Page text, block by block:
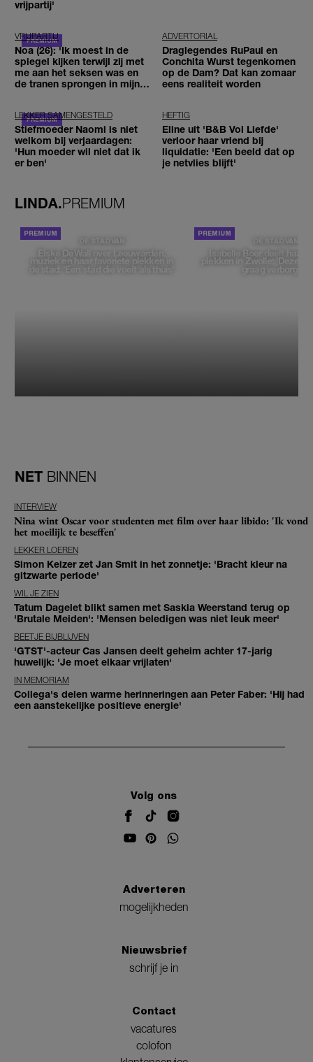
vrijpartij'
VRIJPARTIJ
Noa (26): 'Ik moest in de
spiegel kijken terwijl zij met
me aan het seksen was en
de tranen sprongen in mijn
ADVERTORIAL
Draglegendes RuPaul en
Conchita Wurst tegenkomen
op de Dam? Dat kan zomaar
eens realiteit worden
LEKKER SAMENGESTELD
Stiefmoeder Naomi is niet
welkom bij verjaardagen:
'Hun moeder wil niet dat ik
er ben'
HEFTIG
Eline uit 'B&B Vol Liefde'
verloor haar vriend bij
liquidatie: 'Een beeld dat op
je netvlies blijft'
LINDA.PREMIUM
DE STAD VAN
Elske DeWall over Leeuwarden,
muziek en haar favoriete plekken in
de stad: 'Een stad die voelt als thuis'
DE STAD VAN
Isabelle Boer deelt haar
plekken in Zwolle: 'Deze
graag verborgen'
NET BINNEN
INTERVIEW
Nina wint Oscar voor studenten met film over haar libido: 'Ik vond
het moeilijk te beseffen'
LEKKER LOEREN
Simon Keizer zet Jan Smit in het zonnetje: 'Bracht kleur na
gitzwarte periode'
WIL JE ZIEN
Tatum Dagelet blikt samen met Saskia Weerstand terug op
'Brutale Meiden': 'Mensen beledigen was niet leuk meer'
BEETJE BIJBLIJVEN
'GTST'-acteur Cas Jansen deelt geheim achter 17-jarig
huwelijk: 'Je moet elkaar vrijlaten'
IN MEMORIAM
Collega's delen warme herinneringen aan Peter Faber: 'Hij had
een aanstekelijke positieve energie'
Volg ons
Adverteren
mogelijkheden
Nieuwsbrief
schrijf je in
Contact
vacatures
colofon